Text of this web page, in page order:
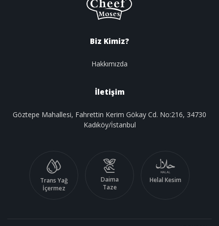
Biz Kimiz?
Hakkımızda
İletişim
Göztepe Mahallesi, Fahrettin Kerim Gökay Cd. No:216, 34730
Kadıköy/İstanbul
Trans Yağ
İçermez
Daima
Taze
Helal Kesim